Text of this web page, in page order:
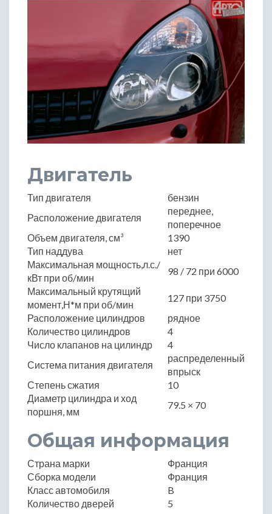
Двигатель
Тип двигателя
бензин
Расположение двигателя
переднее,
поперечное
Объем двигателя, см³
1390
Тип наддува
нет
Максимальная мощность,л.с./
кВт при об/мин
98 / 72 при 6000
Максимальный крутящий
момент,Н*м при об/мин
127 при 3750
Расположение цилиндров
рядное
Количество цилиндров
4
Число клапанов на цилиндр
4
Система питания двигателя
распределенный
впрыск
Степень сжатия
10
Диаметр цилиндра и ход
поршня, мм
79.5 × 70
Общая информация
Страна марки
Франция
Сборка модели
Франция
Класс автомобиля
B
Количество дверей
5